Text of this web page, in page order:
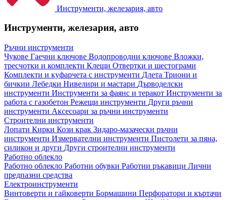
Инструменти, железария, авто
Инструменти, железария, авто
Ръчни инструменти
Чукове Гаечни ключове Водопроводни ключове Вложки,
тресчотки и комплекти Клещи Отвертки и шестограми
Комплекти и куфарчета с инструменти Длета Триони и
бичкии Лебедки Нивелири и мастари Дърводелски
инструменти Инструменти за фаянс и теракот Инструменти за
работа с газобетон Режещи инструменти Други ръчни
инструменти Аксесоари за ръчни инструменти
Строителни инструменти
Лопати Кирки Кози крак Зидаро-мазачески ръчни
инструменти Измервателни инструменти Пистолети за пяна,
силикон и други Други строителни инструменти
Работно облекло
Работно облекло Работни обувки Работни ръкавици Лични
предпазни средства
Електроинструменти
Винтоверти и гайковерти Бормашини Перфоратори и къртачи